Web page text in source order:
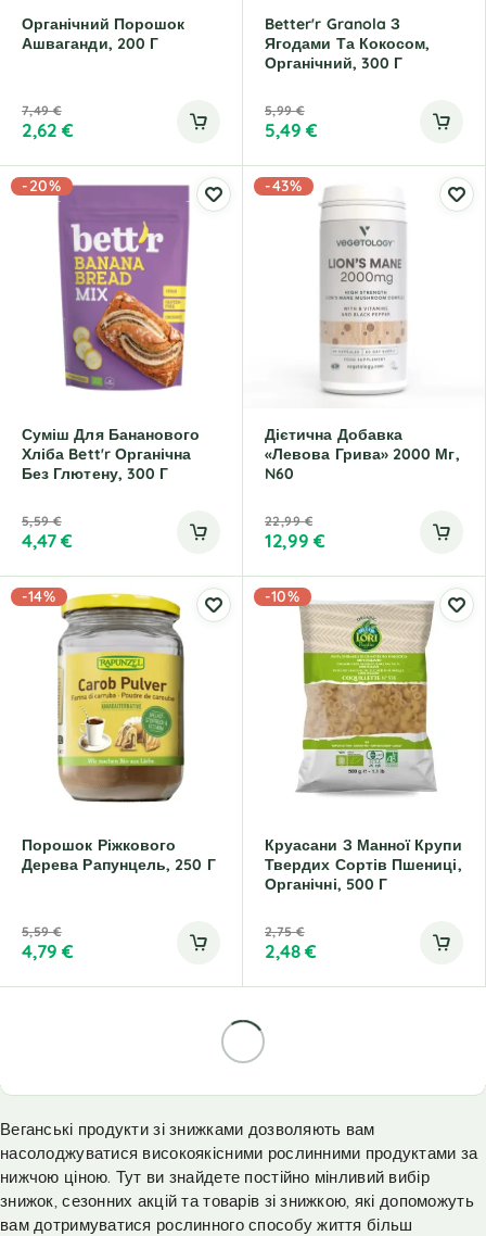
Органічний Порошок
Ашваганди, 200 Г
7,49€
2,62€
Better'r Granola З
Ягодами Та Кокосом,
Органічний, 300 Г
5,99€
5,49€
-20%
Суміш Для Бананового
Хліба Bett'r Органічна
Без Глютену, 300 Г
5,59€
4,47€
-43%
Дієтична Добавка
«Левова Грива» 2000 Мг,
N60
22,99€
12,99 €
-14%
Порошок Ріжкового
Дерева Рапунцель, 250 Г
5,59€
4,79€
-10%
Круасани З Манної Крупи
Твердих Сортів Пшениці,
Органічні, 500 Г
2,75€
2,48€
Веганські продукти зі знижками дозволяють вам
насолоджуватися високоякісними рослинними продуктами за
нижчою ціною. Тут ви знайдете постійно мінливий вибір
знижок, сезонних акцій та товарів зі знижкою, які допоможуть
вам дотримуватися рослинного способу життя більш